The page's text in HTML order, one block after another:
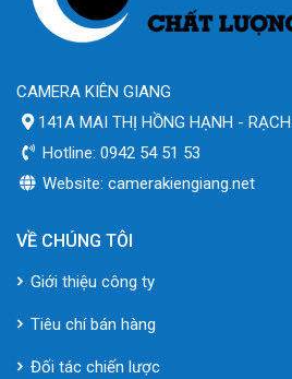
CAMERA KIÊN GIANG
141A MAI THỊ HỒNG HẠNH -
Hotline: 0942 54 51 53
Website: camerakiengiang.net
VỀ CHÚNG TÔI
Giới thiệu công ty
Tiêu chí bán hàng
Đối tác chiến lược